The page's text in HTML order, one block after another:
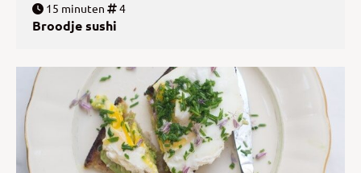
15 minuten 4
Broodje sushi